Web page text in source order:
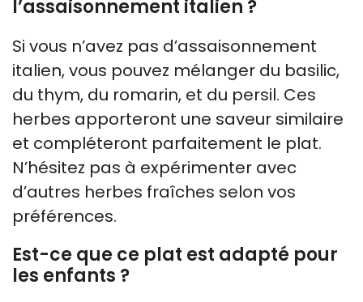
l’assaisonnement italien ?
Si vous n’avez pas d’assaisonnement
italien, vous pouvez mélanger du basilic,
du thym, du romarin, et du persil. Ces
herbes apporteront une saveur similaire
et compléteront parfaitement le plat.
N’hésitez pas à expérimenter avec
d’autres herbes fraîches selon vos
préférences.
Est-ce que ce plat est adapté pour
les enfants ?